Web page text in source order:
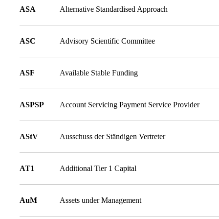
ASA Alternative Standardised Approach
ASC Advisory Scientific Committee
ASF Available Stable Funding
ASPSP Account Servicing Payment Service Provider
AStV Ausschuss der Ständigen Vertreter
AT1 Additional Tier 1 Capital
AuM Assets under Management